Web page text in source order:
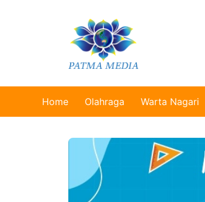
Home Olahraga Warta Nagari